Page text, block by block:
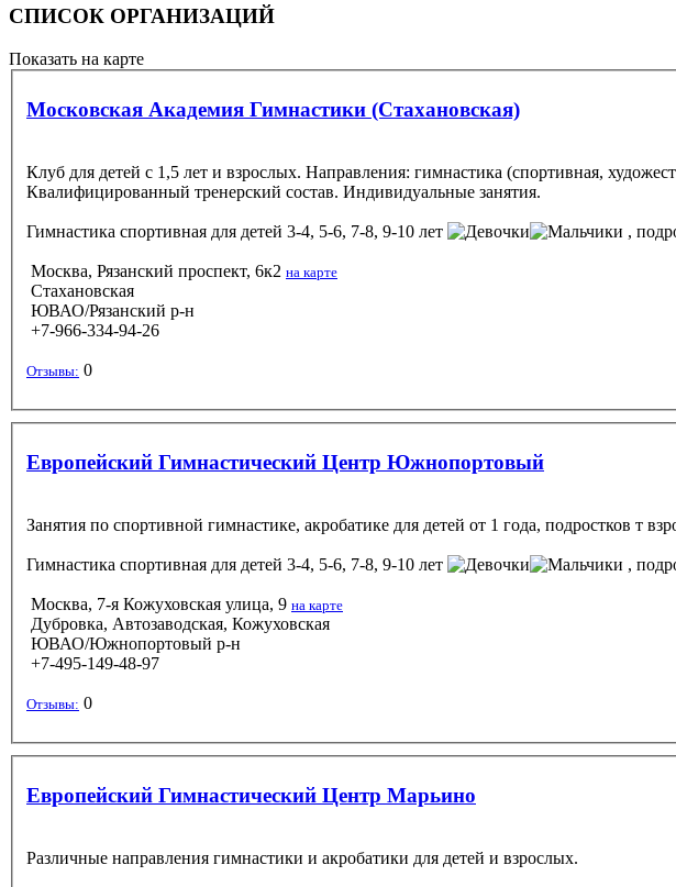
СПИСОК ОРГАНИЗАЦИЙ
Показать на карте
Московская Академия Гимнастики (Стахановская)
Клуб для детей с 1,5 лет и взрослых. Направления: гимнастика (спортивная,
Квалифицированный тренерский состав. Индивидуальные занятия.
Гимнастика спортивная для детей 3-4, 5-6, 7-8, 9-10 лет ,
Москва, Рязанский проспект, 6к2 на карте
Стахановская
ЮВАО/Рязанский р-н
+7-966-334-94-26
Отзывы: 0
Европейский Гимнастический Центр Южнопортовый
Занятия по спортивной гимнастике, акробатике для детей от 1 года, подростков т
Гимнастика спортивная для детей 3-4, 5-6, 7-8, 9-10 лет ,
Москва, 7-я Кожуховская улица, 9 на карте
Дубровка, Автозаводская, Кожуховская
ЮВАО/Южнопортовый р-н
+7-495-149-48-97
Отзывы: 0
Европейский Гимнастический Центр Марьино
Различные направления гимнастики и акробатики для детей и взрослых.